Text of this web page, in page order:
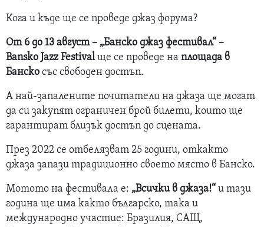
Кога и къде ще се проведе джаз форума?
От 6 до 13 август – „Банско джаз фестивал“ –
Bansko Jazz Festivalще се проведе на площада в
Банско със свободен достъп.
А най-запалените почитатели на джаза ще могат
да си закупят ограничен брой билети, които ще
гарантират близък достъп до сцената.
През 2022 се отбелязват 25 години, откакто
джаза запази традиционно своето място в Банско.
Мотото на фестивала е: „Всички в джаза!“ и тази
година ще има както българско, така и
международно участие: Бразилия, САЩ,